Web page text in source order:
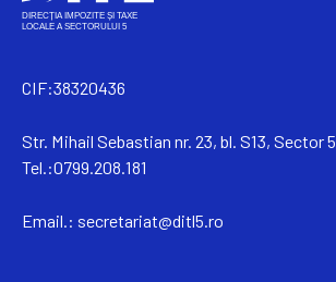
CIF:38320436
Str. Mihail Sebastian nr. 23, bl. S13, Sector 5
Tel.:0799.208.181
Email.: secretariat@ditl5.ro